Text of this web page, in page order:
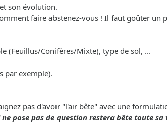
son évolution.
faire abstenez-vous ! Il faut goûter un
(Feuillus/Conifères/Mixte), type de sol, ...
par exemple).
pas d'avoir "l'air bête" avec une
pose pas de question restera bête toute sa